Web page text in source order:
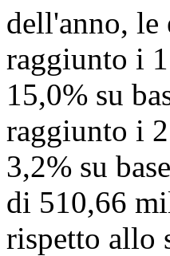
dell'anno, le
raggiunto i
15,0% su
raggiunto i
3,2% su
di 510,66
rispetto allo